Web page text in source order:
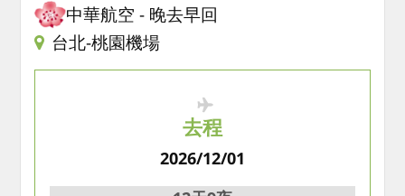
中華航空
晚去早回
台北-桃園機場
去程
2026/12/01